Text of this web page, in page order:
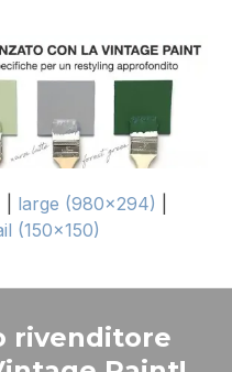
large (980x294)
(150x150)
rivenditore